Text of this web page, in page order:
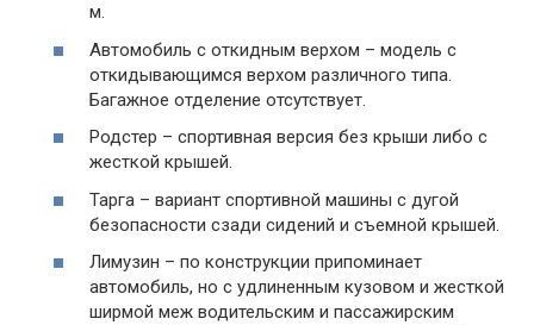
м.
Автомобиль с откидным верхом – модель с
откидывающимся верхом различного типа.
Багажное отделение отсутствует.
Родстер – спортивная версия без крыши либо с
жесткой крышей.
Тарга – вариант спортивной машины с дугой
безопасности сзади сидений и съемной крышей.
Лимузин – по конструкции припоминает
автомобиль, но с удлиненным кузовом и жесткой
ширмой меж водительским и пассажирским